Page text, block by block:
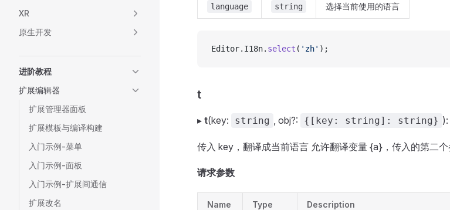
XR
原生开发
进阶教程
扩展编辑器
扩展管理器面板
扩展模板与编译构建
入门示例-菜单
入门示例-面板
入门示例-扩展间通信
扩展改名
language string 选择当前使用的语言
Editor.I18n. select ( 'zh' );
t
▸ t(key: string , obj?: {[key: string]: string} ):
传入 key，翻译成当前语言 允许翻译变量 {a}，传入的第二
请求参数
Name Type Description